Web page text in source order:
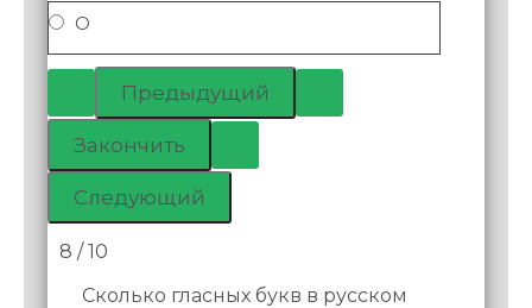
О
8 / 10
Сколько гласных букв в русском